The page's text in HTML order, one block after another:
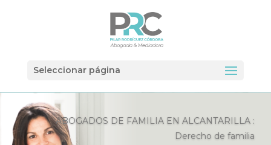
Seleccionar página
ABOGADOS DE FAMILIA EN ALCANTARILLA :
Derecho de familia